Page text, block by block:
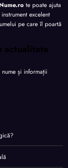
te poate ajuta
excelent
pe care îl poartă
actualitate
și informații